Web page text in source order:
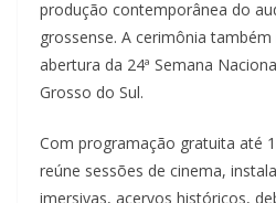
produção contemporânea do
grossense. A cerimônia
abertura da 24ª Semana
Grosso do Sul.
Com programação gratuita até
reúne sessões de cinema,
imersivas, acervos históricos,